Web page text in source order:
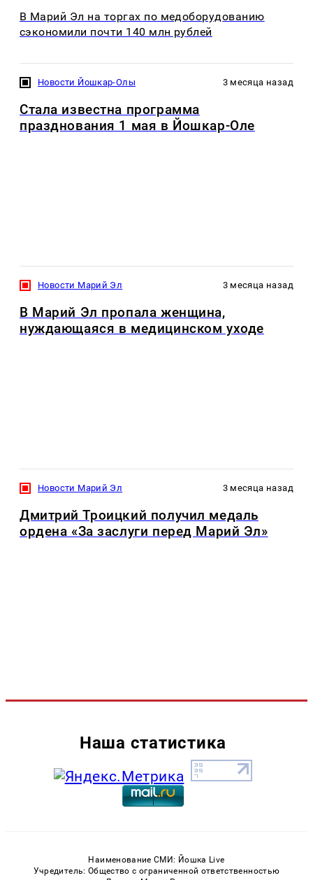
В Марий Эл на торгах по медоборудованию
сэкономили почти 140 млн рублей
Новости Йошкар-Олы 3 месяца назад
Стала известна программа
празднования 1 мая в Йошкар-Оле
Новости Марий Эл 3 месяца назад
В Марий Эл пропала женщина,
нуждающаяся в медицинском уходе
Новости Марий Эл 3 месяца назад
Дмитрий Троицкий получил медаль
ордена «За заслуги перед Марий Эл»
Наша статистика
Наименование СМИ: Йошка Live
Учредитель: Общество с ограниченной ответственностью